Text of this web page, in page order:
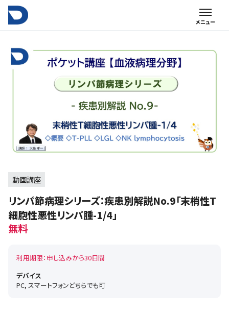
動画講座
リンパ節病理シリーズ：疾患別解説No.9「末梢性T
細胞性悪性リンパ腫-1/4」
無料
利用期限：申し込みから30日間
デバイス
PC, スマートフォンどちらでも可